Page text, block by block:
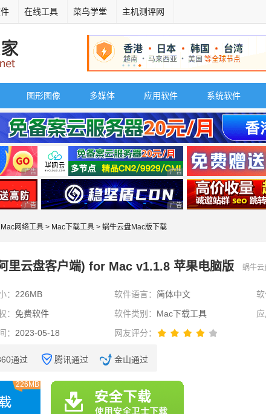
在线工具 菜鸟学堂 主机测评网
图形图像 多媒体 应用软件 系统软件
广告 商业广告，理性选择 广告 商业广告，理性选择
广告 商业广告，理性选择 广告 商业广告，理性选择
Mac网络工具 > Mac下载工具 > 蜗牛云盘Mac版下载
里云盘客户端) for Mac v1.1.8 苹果电脑版 蜗牛云
： 226MB 软件语言： 简体中文 软
： 免费软件 软件类别： Mac下载工具 应
： 2023-05-18 网友评分：
通过 腾讯通过 金山通过
226MB